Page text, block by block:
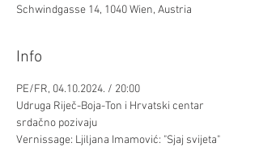
Schwindgasse 14, 1040 Wien, Austria
Info
PE/FR, 04.10.2024. / 20:00
Udruga Riječ-Boja-Ton i Hrvatski centar
srdačno pozivaju
Vernissage: Ljiljana Imamović: "Sjaj svijeta"